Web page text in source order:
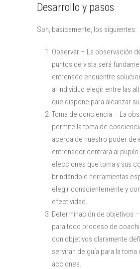
Desarrollo y pasos
Son, básicamente, los siguientes:
Observar – La observación
puntos de vista será
entrenado encuentre
al individuo elegir entre las
que dispone para alcanzar
Toma de conciencia – La
permite la toma de
acerca de nuestro poder de
entrenador centrará al pupilo
elecciones que toma y sus
brindándole herramientas
elegir conscientemente y
efectividad.
Determinación de objetivos
para todo proceso de
con objetivos claramente
servirán de guía para la
acciones.